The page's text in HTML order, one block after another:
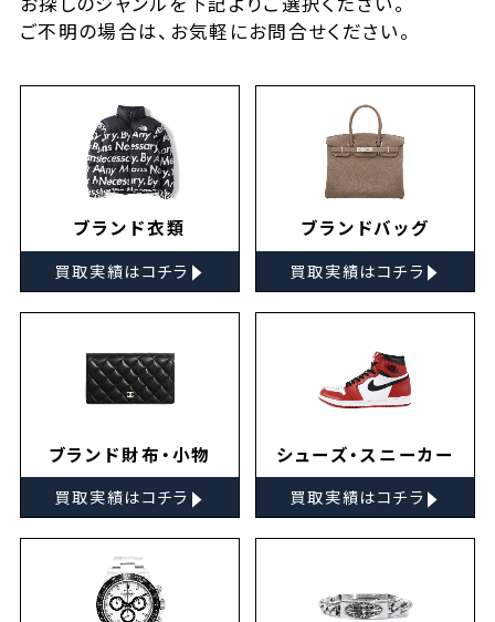
ご不明の場合は、お気軽にお問合せください。
ブランド衣類
買取実績はコチラ ▸
ブランドバッグ
買取実績はコチラ ▸
ブランド財布・小物
買取実績はコチラ ▸
シューズ・スニーカー
買取実績はコチラ ▸